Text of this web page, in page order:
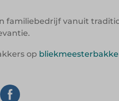
familiebedrijf vanuit
op